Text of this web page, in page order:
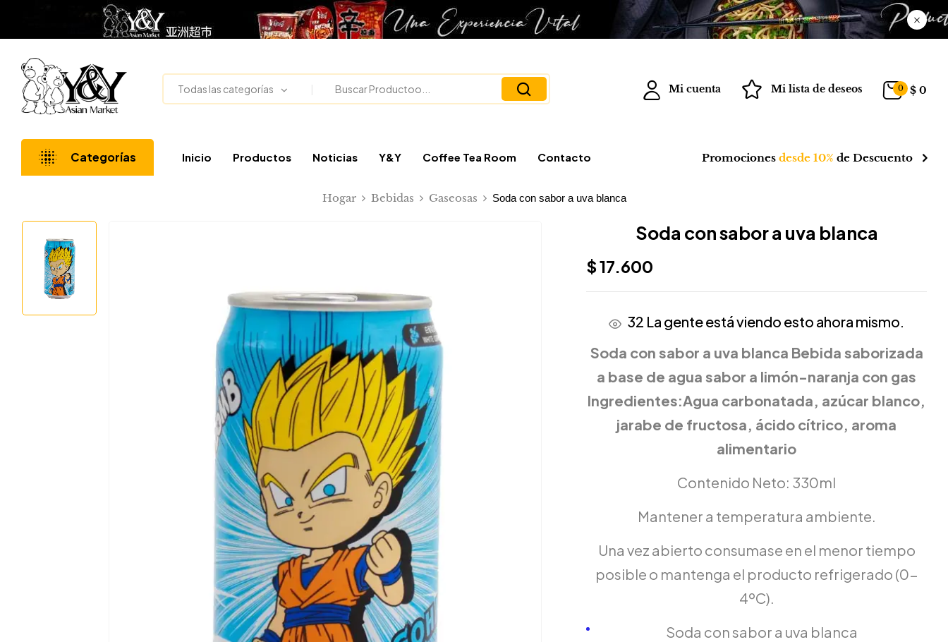
Todas las categorías Mi cuenta Mi lista de deseos 0 $ 0
Categorías Inicio Productos Noticias Y&Y Coffee Tea Room Contacto Promociones desde 10% de Descuento
Hogar Bebidas Gaseosas Soda con sabor a uva blanca
Soda con sabor a uva blanca
$17.600
32 La gente está viendo esto ahora mismo.
Soda con sabor a uva blanca Bebida saborizada
a base de agua sabor a limón-naranja con gas
Ingredientes:Agua carbonatada, azúcar blanco,
jarabe de fructosa, ácido cítrico, aroma
alimentario
Contenido Neto: 330ml
Mantener a temperatura ambiente.
Una vez abierto consumase en el menor tiempo
posible o mantenga el producto refrigerado (0-
4ºC).
Soda con sabor a uva blanca